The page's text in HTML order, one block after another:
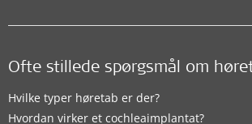
Ofte stillede spørgsmål om
Hvilke typer høretab er der?
Hvordan virker et cochleaimplantat?